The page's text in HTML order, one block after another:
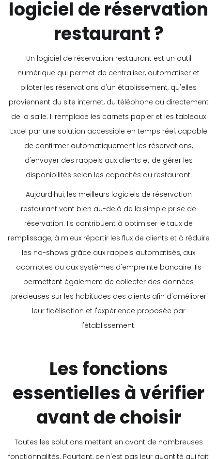
logiciel de réservation
restaurant ?
Un logiciel de réservation restaurant est un outil
numérique qui permet de centraliser, automatiser et
piloter les réservations d'un établissement, qu'elles
proviennent du site internet, du téléphone ou directement
de la salle. Il remplace les carnets papier et les tableaux
Excel par une solution accessible en temps réel, capable
de confirmer automatiquement les réservations,
d'envoyer des rappels aux clients et de gérer les
disponibilités selon les capacités du restaurant.
Aujourd'hui, les meilleurs logiciels de réservation
restaurant vont bien au-delà de la simple prise de
réservation. Ils contribuent à optimiser le taux de
remplissage, à mieux répartir les flux de clients et à réduire
les no-shows grâce aux rappels automatisés, aux
acomptes ou aux systèmes d'empreinte bancaire. Ils
permettent également de collecter des données
précieuses sur les habitudes des clients afin d'améliorer
leur fidélisation et l'expérience proposée par
l'établissement.
Les fonctions
essentielles à vérifier
avant de choisir
Toutes les solutions mettent en avant de nombreuses
fonctionnalités. Pourtant, ce n'est pas leur quantité qui fait